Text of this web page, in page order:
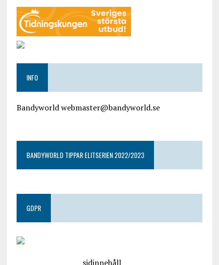
INFO
Bandyworld webmaster@bandyworld.se
BANDYWORLD TIPPAR ELITSERIEN 2022/2023
GDPR
sidinnehåll